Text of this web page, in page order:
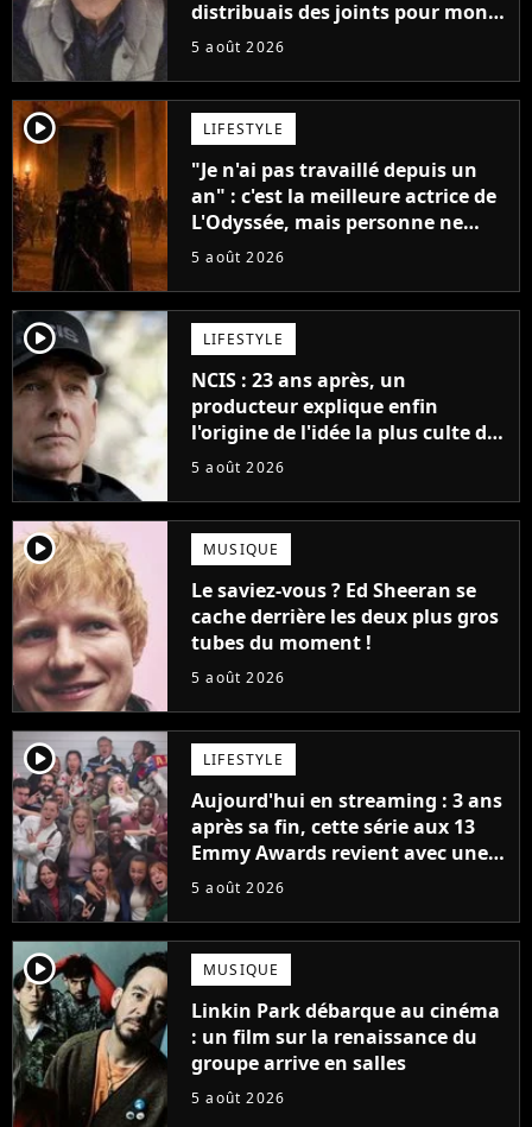
distribuais des joints pour mon
père"
5 août 2026
player2 LIFESTYLE
"Je n'ai pas travaillé depuis un
an" : c'est la meilleure actrice de
L'Odyssée, mais personne ne
veut lui donner de rôle au
5 août 2026
player2 LIFESTYLE
NCIS : 23 ans après, un
producteur explique enfin
l'origine de l'idée la plus culte de
la série (et on ne parle pas du
5 août 2026
player2 MUSIQUE
Le saviez-vous ? Ed Sheeran se
cache derrière les deux plus gros
tubes du moment !
5 août 2026
player2 LIFESTYLE
Aujourd'hui en streaming : 3 ans
après sa fin, cette série aux 13
Emmy Awards revient avec une
suite... totalement différente
5 août 2026
player2 MUSIQUE
Linkin Park débarque au cinéma
: un film sur la renaissance du
groupe arrive en salles
5 août 2026